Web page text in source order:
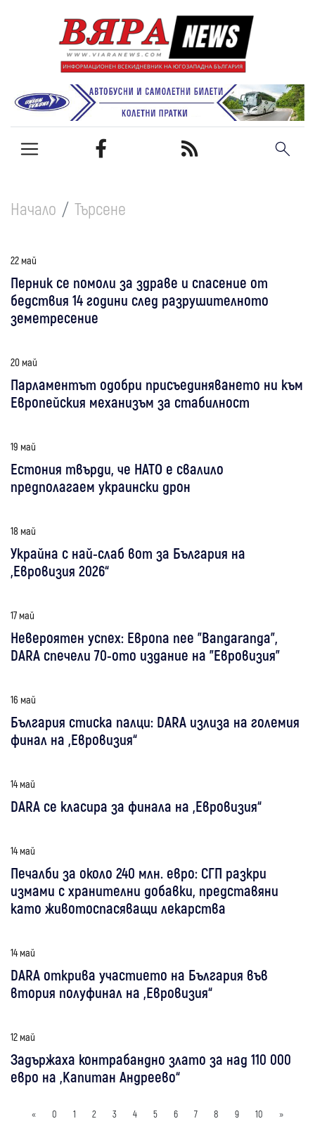
Начало Търсене
22 май
Перник се помоли за здраве и спасение от
бедствия 14 години след разрушителното
земетресение
20 май
Парламентът одобри присъединяването ни към
Европейския механизъм за стабилност
19 май
Естония твърди, че НАТО е свалило
предполагаем украински дрон
18 май
Украйна с най-слаб вот за България на
„Евровизия 2026“
17 май
Невероятен успех: Европа пее "Bangaranga",
DARA спечели 70-ото издание на "Евровизия"
16 май
България стиска палци: DARA излиза на големия
финал на „Евровизия“
14 май
DARA се класира за финала на „Евровизия“
14 май
Печалби за около 240 млн. евро: СГП разкри
измами с хранителни добавки, представяни
като животоспасяващи лекарства
14 май
DARA открива участието на България във
втория полуфинал на „Евровизия“
12 май
Задържаха контрабандно злато за над 110 000
евро на „Капитан Андреево“
« 0 1 2 3 4 5 6 7 8 9 10 »